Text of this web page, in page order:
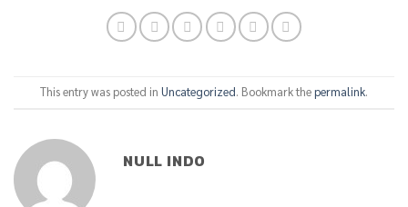
This entry was posted in Uncategorized. Bookmark thepermalink.
NULL INDO